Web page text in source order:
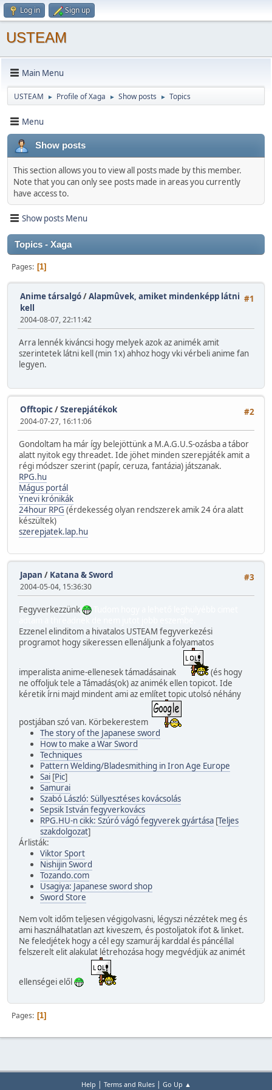
Log in Sign up
USTEAM
Main Menu
USTEAM ► Profile of Xaga ► Show posts ► Topics
Menu
Show posts
This section allows you to view all posts made by this member.
Note that you can only see posts made in areas you currently
have access to.
Show posts Menu
Topics - Xaga
Pages 1
#1
Anime társalgó/Alapmûvek, amiket mindenképp látni
kell
2004-08-07, 22:11:42
Arra lennék kiváncsi hogy melyek azok az animék amit
szerintetek látni kell (min 1x) ahhoz hogy vki vérbeli anime fan
legyen.
#2
Offtopic/Szerepjátékok
2004-07-27, 16:11:06
Gondoltam ha már így belejöttünk a M.A.G.U.S-ozásba a tábor
alatt nyitok egy threadet. Ide jöhet minden szerepjáték amit a
régi módszer szerint (papír, ceruza, fantázia) játszanak.
RPG.hu
Mágus portál
Ynevi krónikák
24hour RPG (érdekesség olyan rendszerek amik 24 óra alatt
készültek)
szerepjatek.lap.hu
#3
Japan / Katana & Sword
2004-05-04, 15:36:30
Fegyverkezzünk
Ezzenel elinditom a hivatalos USTEAM fegyverkezési
programot hogy sikeressen ellenáljunk a folyamatos
imperalista anime-ellenesek támadásainak
(és hogy
ne offoljuk tele a Támadás(ok) az animék ellen topicot. Ide
kéretik írni majd mindent ami az említet topic utolsó néhány
postjában szó van. Körbekerestem
The story of the Japanese sword
How to make a War Sword
Techniques
Pattern Welding/Bladesmithing in Iron Age Europe
Sai [Pic]
Samurai
Szabó László: Süllyesztéses kovácsolás
Sepsik István fegyverkovács
RPG.HU-n cikk: Szúró vágó fegyverek gyártása [Teljes
szakdolgozat]
Árlisták:
Viktor Sport
Nishijin Sword
Tozando.com
Usagiya: Japanese sword shop
Sword Store
Nem volt időm teljesen végigolvasni, légyszi nézzétek meg és
ami használhatatlan azt kiveszem, és postoljatok ifot & linket.
Ne feledjétek hogy a cél egy szamuráj karddal és páncéllal
felszerelt elit alakulat létrehozása hogy megvédjük az animét
ellenségei elől
Pages 1
Help | Terms and Rules| Go Up ▲